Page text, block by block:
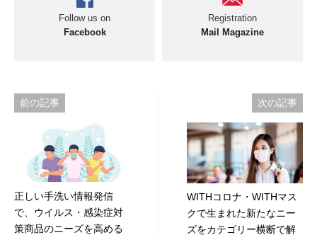
Follow us on
Facebook
Registration
Mail Magazine
投
ビ
ゲ
ー
前の記事
正しい手洗い情報発信
で、ウイルス・感染症対
策商品のニーズを高める
次の記事
WITHコロナ・WITHマス
クで生まれた新たなニー
ズをカテゴリー横断で解